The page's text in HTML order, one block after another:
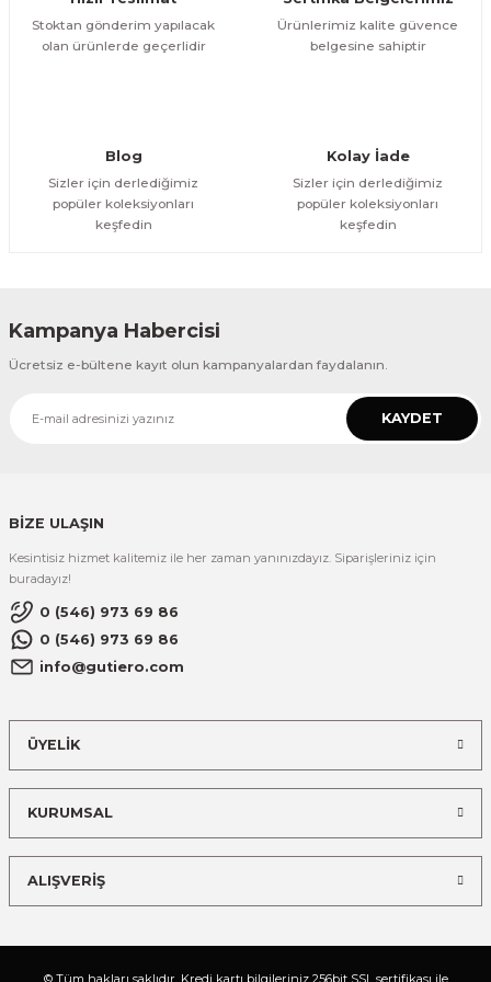
Bu ürüne benzer farklı alternatifler olmalı.
Stoktan gönderim yapılacak
olan ürünlerde geçerlidir
Ürünlerimiz kalite güvence
belgesine sahiptir
Blog
Sizler için derlediğimiz
popüler koleksiyonları
keşfedin
Kolay İade
Sizler için derlediğimiz
popüler koleksiyonları
keşfedin
Kampanya Habercisi
Ücretsiz e-bültene kayıt olun kampanyalardan faydalanın.
KAYDET
BİZE ULAŞIN
Kesintisiz hizmet kalitemiz ile her zaman yanınızdayız. Siparişleriniz için
buradayız!
0 (546) 973 69 86
0 (546) 973 69 86
info@gutiero.com
ÜYELİK
KURUMSAL
ALIŞVERİŞ
© Tüm hakları saklıdır. Kredi kartı bilgileriniz 256bit SSL sertifikası ile